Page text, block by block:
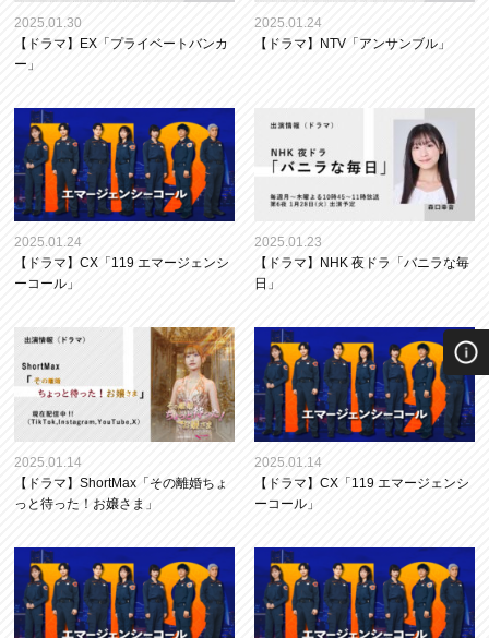
2025.01.30
【ドラマ】EX「プライベートバンカ
ー」
2025.01.24
【ドラマ】NTV「アンサンブル」
2025.01.24
【ドラマ】CX「119 エマージェンシ
ーコール」
2025.01.23
【ドラマ】NHK 夜ドラ「バニラな毎
日」
2025.01.14
【ドラマ】ShortMax「その離婚ちょ
っと待った！お嬢さま」
2025.01.14
【ドラマ】CX「119 エマージェンシ
ーコール」